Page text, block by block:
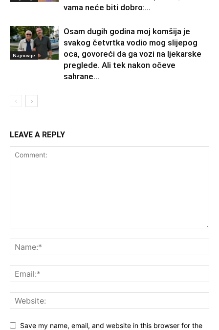
vama neće biti dobro:...
Najnovije
Osam dugih godina moj komšija je
svakog četvrtka vodio mog slijepog
oca, govoreći da ga vozi na ljekarske
preglede. Ali tek nakon očeve
sahrane...
LEAVE A REPLY
Save my name, email, and website in this browser for the